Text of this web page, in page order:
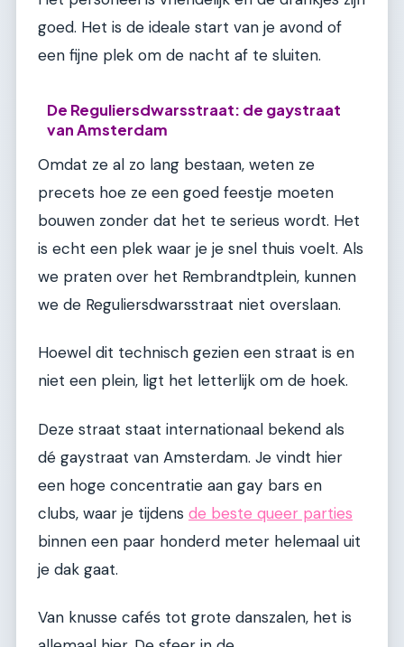
goed. Het is de ideale start van je avond of
een fijne plek om de nacht af te sluiten.
De Reguliersdwarsstraat: de gaystraat
van Amsterdam
Omdat ze al zo lang bestaan, weten ze
precets hoe ze een goed feestje moeten
bouwen zonder dat het te serieus wordt. Het
is echt een plek waar je je snel thuis voelt. Als
we praten over het Rembrandtplein, kunnen
we de Reguliersdwarsstraat niet overslaan.
Hoewel dit technisch gezien een straat is en
niet een plein, ligt het letterlijk om de hoek.
Deze straat staat internationaal bekend als
dé gaystraat van Amsterdam. Je vindt hier
een hoge concentratie aan gay bars en
clubs, waar je tijdens de beste queer parties
binnen een paar honderd meter helemaal uit
je dak gaat.
Van knusse cafés tot grote danszalen, het is